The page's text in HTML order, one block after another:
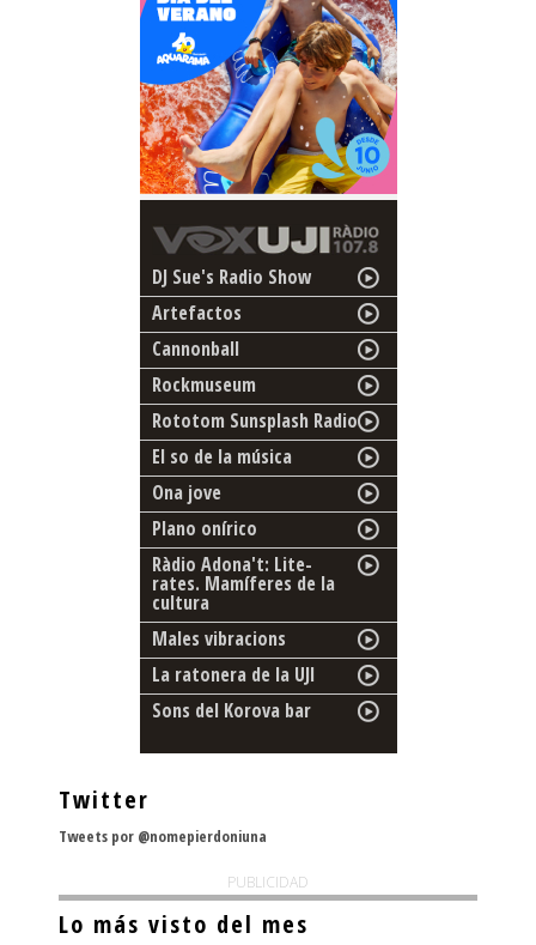
DJ Sue's Radio Show
Artefactos
Cannonball
Rockmuseum
Rototom Sunsplash Radio
El so de la música
Ona jove
Plano onírico
Ràdio Adona't: Lite-
rates. Mamíferes de la
cultura
Males vibracions
La ratonera de la UJI
Sons del Korova bar
Twitter
Tweets por @nomepierdoniuna
PUBLICIDAD
Lo más visto del mes